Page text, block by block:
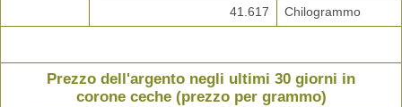
41.617 Chilogrammo
Prezzo dell'argento negli ultimi 30 giorni in
corone ceche (prezzo per grammo)